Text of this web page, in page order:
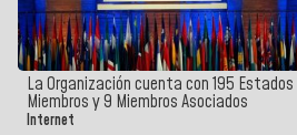
La Organización cuenta con 195 Estados
Miembros y 9 Miembros Asociados
Internet